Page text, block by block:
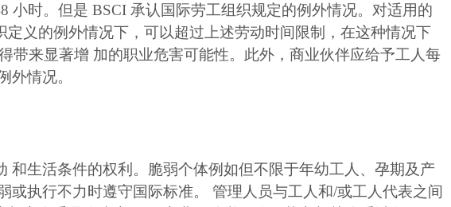
时。但是 BSCI 承认国际劳工组织规定的例外情况。对适用的
义的例外情况下，可以超过上述劳动时间限制，在这种情况下
带来显著增 加的职业危害可能性。此外，商业伙伴应给予工人每
外情况。
生活条件的权利。脆弱个体例如但不限于年幼工人、孕期及产
执行不力时遵守国际标准。 管理人员与工人和/或工人代表之间